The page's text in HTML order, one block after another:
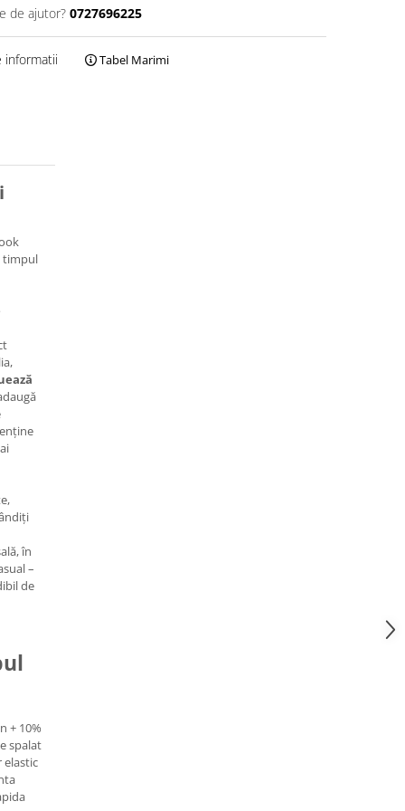
de ajutor? 0727696225
informatii Tabel Marimi
timpul
în
–
de
+ 10%
spalat
elastic